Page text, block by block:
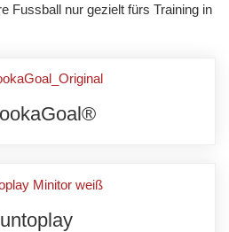
Fussball nur gezielt fürs Training in